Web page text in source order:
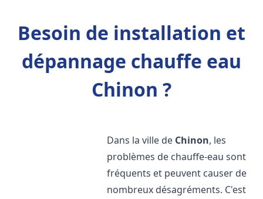
Besoin de installation et
dépannage chauffe eau
Chinon ?
Dans la ville de Chinon, les
problèmes de chauffe-eau sont
fréquents et peuvent causer de
nombreux désagréments. C'est